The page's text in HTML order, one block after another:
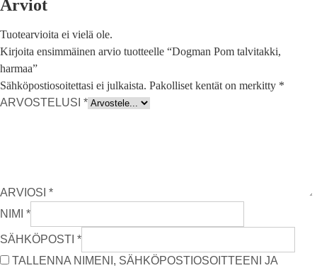
Arviot
Tuotearvioita ei vielä ole.
Kirjoita ensimmäinen arvio tuotteelle “Dogman Pom talvitakki,
harmaa”
Sähköpostiosoitettasi ei julkaista. Pakolliset kentät on merkitty *
ARVOSTELUSI *
ARVIOSI *
NIMI *
SÄHKÖPOSTI *
TALLENNA NIMENI, SÄHKÖPOSTIOSOITTEENI JA